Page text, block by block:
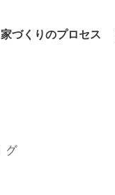
家づくりのプロセス